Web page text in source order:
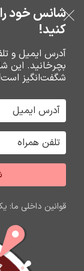
خرید
عبور به ناوبری
رفتن به محتوای اصلی
0 ریال
خانه تبديل ها
فروشگاه نوین تراشه
شانس خود را
کنید!
آدرس ایمیل و
بچرخانید. این
شگفت‌انگیز
قوانین داخلی ما: